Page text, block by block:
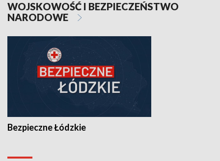
WOJSKOWOŚĆ I BEZPIECZEŃSTWO
NARODOWE
Bezpieczne Łódzkie